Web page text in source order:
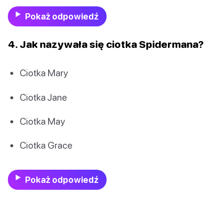
Pokaż odpowiedź
4. Jak nazywała się ciotka Spidermana?
Ciotka Mary
Ciotka Jane
Ciotka May
Ciotka Grace
Pokaż odpowiedź